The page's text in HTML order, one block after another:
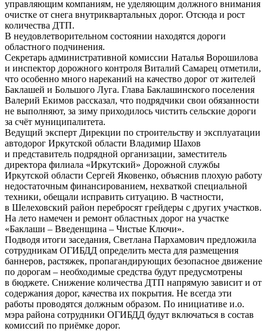
управляющим компаниям, не уделяющим должного внимания
очистке от снега внутриквартальных дорог. Отсюда и рост
количества ДТП.
В неудовлетворительном состоянии находятся дороги
областного подчинения.
Секретарь административной комиссии Наталья Ворошилова
и инспектор дорожного контроля Виталий Самарец отметили,
что особенно много нареканий на качество дорог от жителей
Баклашей и Большого Луга. Глава Баклашинского поселения
Валерий Екимов рассказал, что подрядчики свои обязанности
не выполняют, за зиму приходилось чистить сельские дороги
за счёт муниципалитета.
Ведущий эксперт Дирекции по строительству и эксплуатации
автодорог Иркутской области Владимир Шахов
и представитель подрядной организации, заместитель
директора филиала «Иркутский» Дорожной службы
Иркутской области Сергей Яковенко, объяснив плохую работу
недостаточным финансированием, нехваткой специальной
техники, обещали исправить ситуацию. В частности,
в Шелеховский район перебросят грейдеры с других участков.
На лето намечен и ремонт областных дорог на участке
«Баклаши – Введенщина – Чистые Ключи».
Подводя итоги заседания, Светлана Пархамович предложила
сотрудникам ОГИБДД определить места для размещения
баннеров, растяжек, пропагандирующих безопасное движение
по дорогам – необходимые средства будут предусмотрены
в бюджете. Снижение количества ДТП напрямую зависит и от
содержания дорог, качества их покрытия. Не всегда эти
работы проводятся должным образом. По инициативе и.о.
мэра района сотрудники ОГИБДД будут включаться в состав
комиссий по приёмке дорог.